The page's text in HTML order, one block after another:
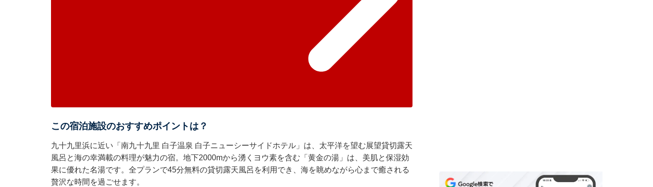
この宿泊施設のおすすめポイントは？
九十九里浜に近い「南九十九里 白子温泉 白子ニューシーサイドホテル」は、太平洋を望む展望貸切露天
風呂と海の幸満載の料理が魅力の宿。地下2000mから湧くヨウ素を含む「黄金の湯」は、美肌と保湿効
果に優れた名湯です。全プランで45分無料の貸切露天風呂を利用でき、海を眺めながら心まで癒される
贅沢な時間を過ごせます。